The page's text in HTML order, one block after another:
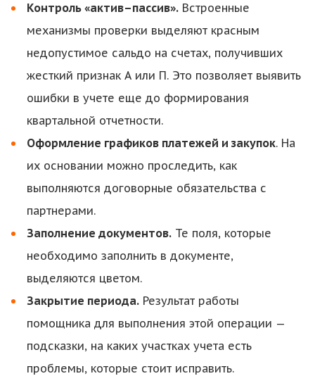
Контроль «актив–пассив». Встроенные
механизмы проверки выделяют красным
недопустимое сальдо на счетах, получивших
жесткий признак А или П. Это позволяет выявить
ошибки в учете еще до формирования
квартальной отчетности.
Оформление графиков платежей и закупок. На
их основании можно проследить, как
выполняются договорные обязательства с
партнерами.
Заполнение документов. Те поля, которые
необходимо заполнить в документе,
выделяются цветом.
Закрытие периода. Результат работы
помощника для выполнения этой операции —
подсказки, на каких участках учета есть
проблемы, которые стоит исправить.